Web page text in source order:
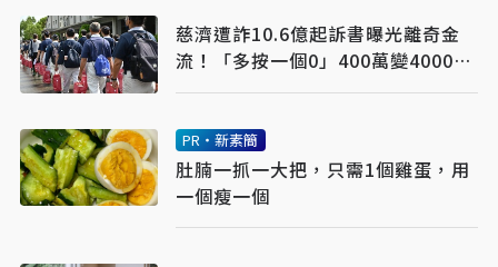
慈濟遭詐10.6億起訴書曝光離奇金
流！「多按一個0」400萬變4000
萬 且真匯出去
PR・新素簡
肚腩一抓一大把，只需1個雞蛋，用
一個瘦一個